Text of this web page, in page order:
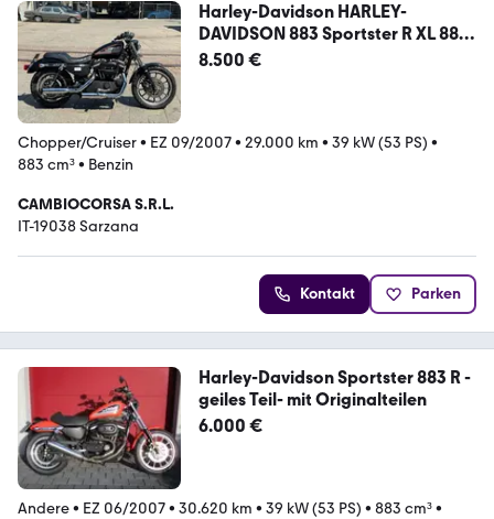
Harley-Davidson HARLEY-
DAVIDSON 883 Sportster R XL 883
R
8.500 €
Chopper/Cruiser• EZ 09/2007• 29.000 km • 39 kW (53 PS) •
883 cm³• Benzin
CAMBIOCORSA S.R.L.
IT-19038 Sarzana
Kontakt Parken
Harley-Davidson Sportster 883 R -
geiles Teil- mit Originalteilen
6.000 €
Andere• EZ 06/2007• 30.620 km • 39 kW (53 PS) • 883 cm³•